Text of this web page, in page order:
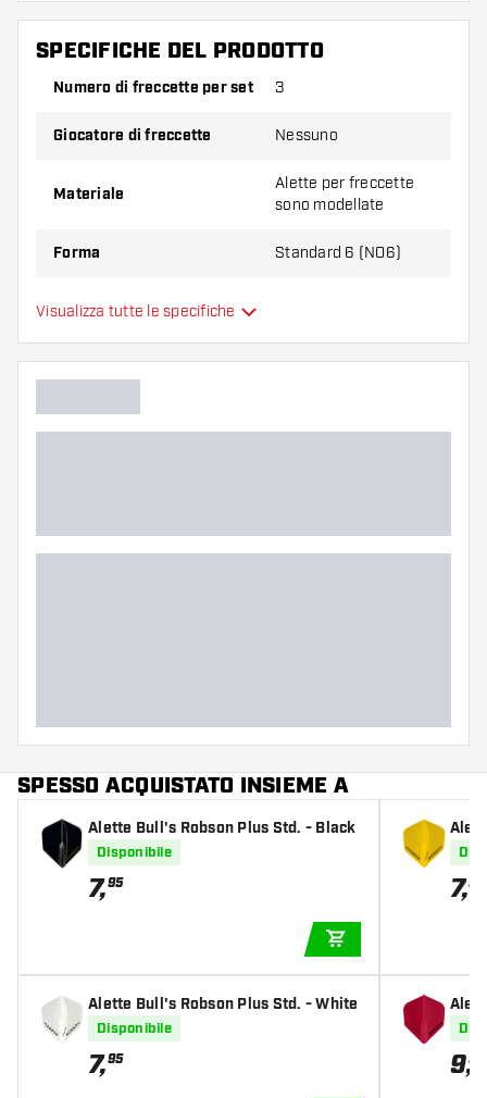
numero di alette e di astine. Questi possono
danneggiarsi o rompersi con l'uso.
spessore diverso di alette per scoprire quale
SPECIFICHE DEL PRODOTTO
Numero di freccette per set 3
Giocatore di freccette Nessuno
Materiale
Alette per freccette
sono modellate
Forma Standard 6 (NO6)
Tipo
Colore principale
Visualizza tutte le specifiche
SPESSO ACQUISTATO INSIEME A
Alette Bull's Robson Plus Std. - Black
Disponibile
7,95
Alette Bull's Robson Plus Std. - White
Disponibile
7,95
w
7,95
d
9,95